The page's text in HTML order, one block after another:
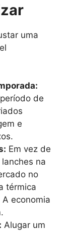
uma
de
e
Em vez de
na
no
térmica
economia
Alugar um